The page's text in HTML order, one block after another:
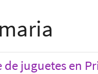
de juguetes en